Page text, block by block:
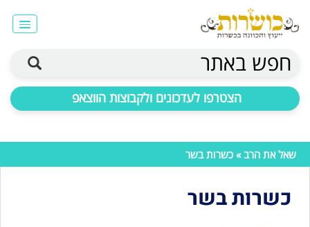
חפש באתר
הצטרפו לעדכונים ולקבוצות הווצאפ
שאל את הרב» כשרות בשר
כשרות בשר